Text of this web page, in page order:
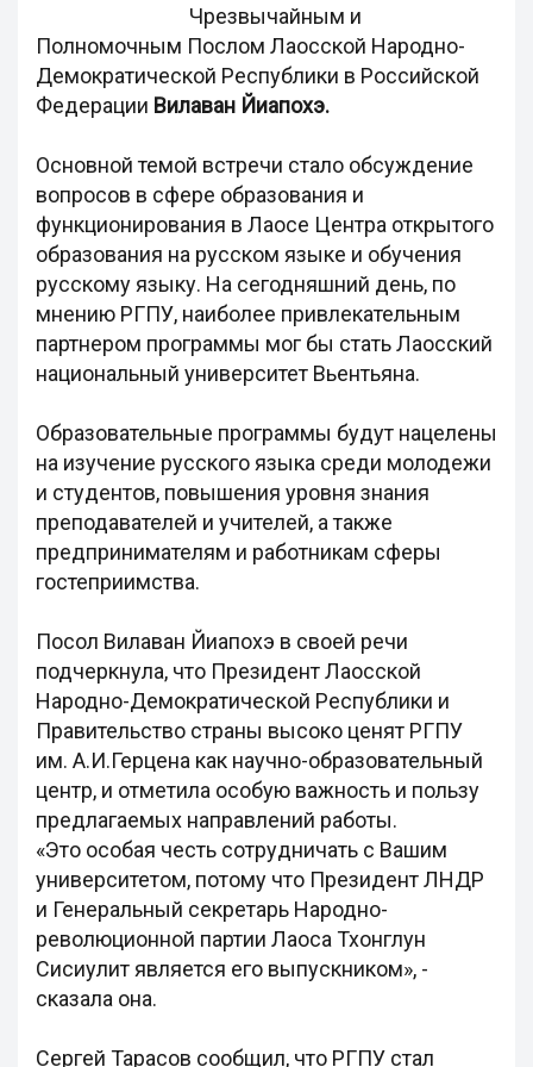
Чрезвычайным и
Полномочным Послом Лаосской Народно-
Демократической Республики в Российской
Федерации Вилаван Йиапохэ.
Основной темой встречи стало обсуждение
вопросов в сфере образования и
функционирования в Лаосе Центра открытого
образования на русском языке и обучения
русскому языку. На сегодняшний день, по
мнению РГПУ, наиболее привлекательным
партнером программы мог бы стать Лаосский
национальный университет Вьентьяна.
Образовательные программы будут нацелены
на изучение русского языка среди молодежи
и студентов, повышения уровня знания
преподавателей и учителей, а также
предпринимателям и работникам сферы
гостеприимства.
Посол Вилаван Йиапохэ в своей речи
подчеркнула, что Президент Лаосской
Народно-Демократической Республики и
Правительство страны высоко ценят РГПУ
им. А.И.Герцена как научно-образовательный
центр, и отметила особую важность и пользу
предлагаемых направлений работы.
«Это особая честь сотрудничать с Вашим
университетом, потому что Президент ЛНДР
и Генеральный секретарь Народно-
революционной партии Лаоса Тхонглун
Сисиулит является его выпускником», -
сказала она.
Сергей Тарасов сообщил, что РГПУ стал